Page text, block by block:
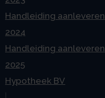
Handleiding aanleveren
2024
Handleiding aanleveren
2025
Hypotheek BV